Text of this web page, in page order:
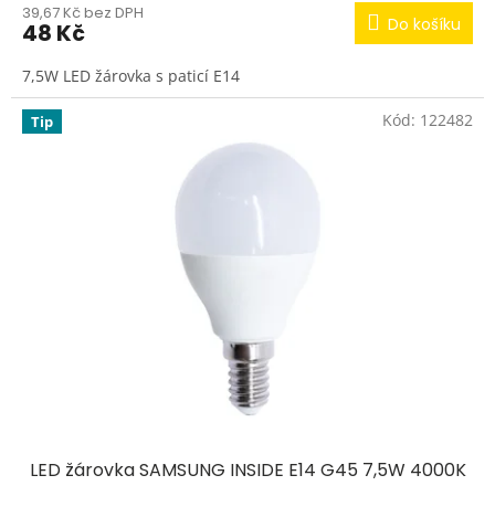
39,67 Kč bez DPH
48 Kč Do košíku
7,5W LED žárovka s paticí E14
Tip
LED žárovka SAMSUNG INSIDE E14 G45 7,5W 4000K
Kód: 122482